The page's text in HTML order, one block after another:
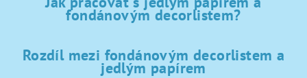
fondánovým decorlistem?
Rozdíl mezi fondánovým decorlistem a
jedlým papírem